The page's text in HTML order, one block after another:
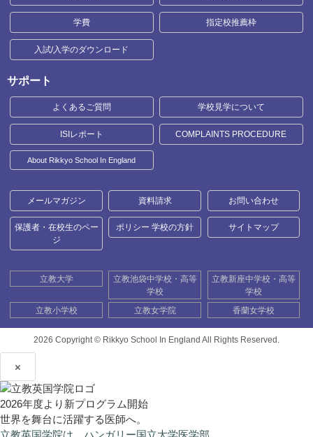
学費 指定校推薦枠
入試/入学のダウンロード
サポート
よくあるご質問 学校見学について
ISIレポート COMPLAINTS PROCEDURE
About Rikkyo School In England
メールマガジン 資料請求 お問い合わせ
保護者・在校生のペー
ジ
ポリシー 学校の方針 サイトマップ
立教大学
立教池袋中学校・高等
学校
立教新座中学校・高等
学校
立教小学校
立教女学院 香蘭女学校
2026 Copyright © Rikkyo School In England All Rights Reserved.
×
2026年度より新プログラム開始
世界を舞台に活躍する医師へ。